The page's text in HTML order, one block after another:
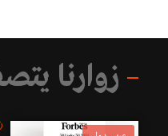
زوارنا